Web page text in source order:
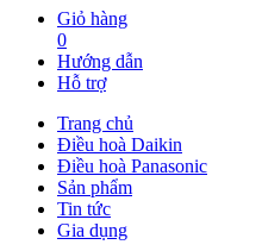
Giỏ hàng
0
Hướng dẫn
Hỗ trợ
Trang chủ
Điều hoà Daikin
Điều hoà Panasonic
Sản phẩm
Tin tức
Gia dụng